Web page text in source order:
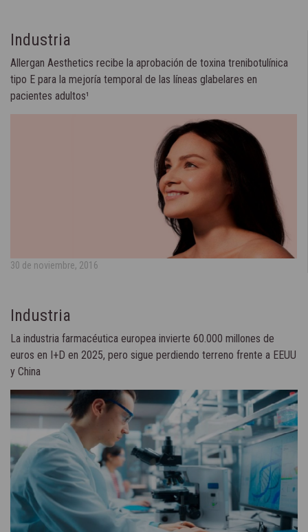
Industria
Allergan Aesthetics recibe la aprobación de toxina trenibotulínica
tipo E para la mejoría temporal de las líneas glabelares en
pacientes adultos¹
30 de noviembre, 2016
Industria
La industria farmacéutica europea invierte 60.000 millones de
euros en I+D en 2025, pero sigue perdiendo terreno frente a EEUU
y China